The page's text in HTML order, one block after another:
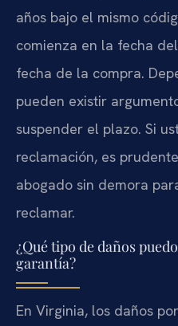
años bajo el mismo
comienza en la fecha
fecha de la compra.
pueden existir
suspender el plazo. Si
reclamación, es
abogado sin demora
reclamar.
¿Qué tipo de daños
garantía?
En Virginia, los daños